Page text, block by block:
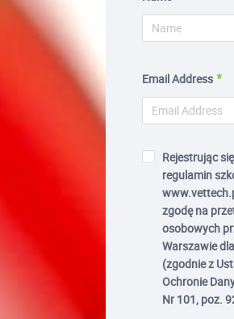
Email Address
Rejestrując
regulamin
zgodę na
osobowych
Warszawie
(zgodnie z
Ochronie
Nr 101, poz.